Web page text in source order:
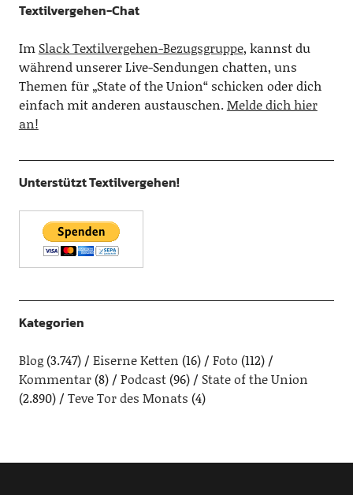
Textilvergehen-Chat
Im Slack Textilvergehen-Bezugsgruppe, kannst du
während unserer Live-Sendungen chatten, uns
Themen für „State of the Union“ schicken oder dich
einfach mit anderen austauschen.Melde dich hier
an!
Unterstützt Textilvergehen!
Kategorien
Blog(3.747) Eiserne Ketten (16) Foto (112)
Kommentar(8) Podcast(96)
State of the Union
(2.890)
Teve Tor des Monats (4)